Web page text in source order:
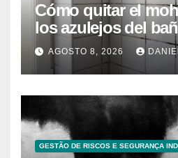
Cómo quitar el
los azulejos del
caseros efectivos
AGOSTO 8, 2026
GESTÃO DE RISCOS E SEGURANÇA